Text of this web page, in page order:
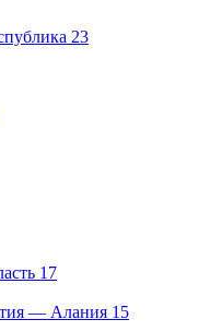
23
17
— Алания 15